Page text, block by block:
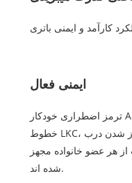
کارآمد و ایمنی باتری
ایمنی فعال
ترمز اضطراری خودکار AEB، نظارت بر نقاط کور BSD، حفظ
خطوط LKC، هشدار باز شدن درب DOW و غیره به چندین
هر عضو خانواده مجهز
شده اند.